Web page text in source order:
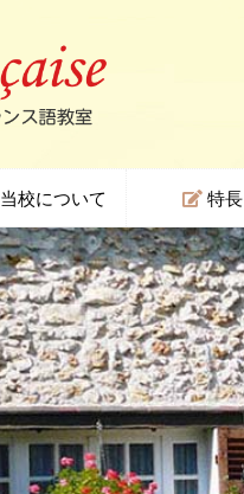
当校について 特長